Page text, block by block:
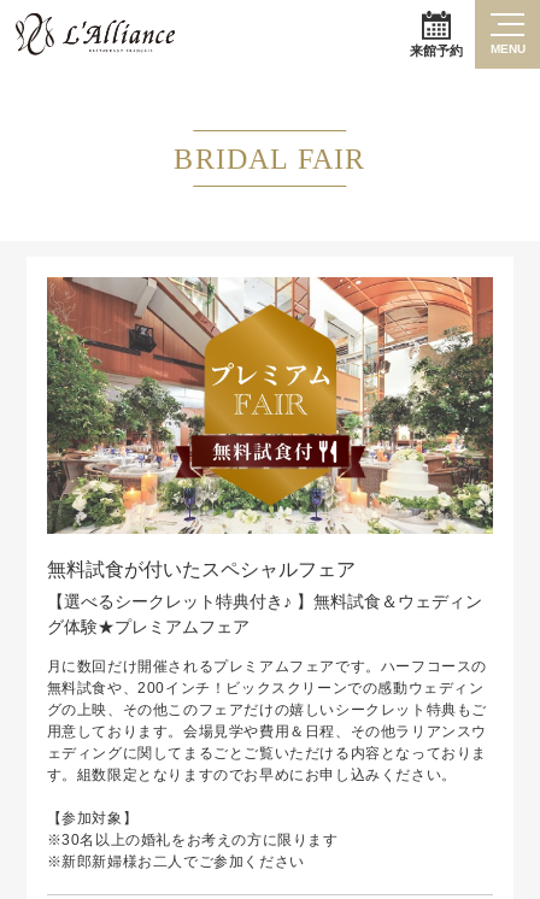
来館予約 MENU
BRIDAL FAIR
無料試食が付いたスペシャルフェア
【選べるシークレット特典付き♪ 】無料試食＆ウェディン
グ体験★プレミアムフェア
月に数回だけ開催されるプレミアムフェアです。ハーフコースの
無料試食や、200インチ！ビックスクリーンでの感動ウェディン
グの上映、その他このフェアだけの嬉しいシークレット特典もご
用意しております。会場見学や費用＆日程、その他ラリアンスウ
ェディングに関してまるごとご覧いただける内容となっておりま
す。組数限定となりますのでお早めにお申し込みください。
【参加対象】
※30名以上の婚礼をお考えの方に限ります
※新郎新婦様お二人でご参加ください